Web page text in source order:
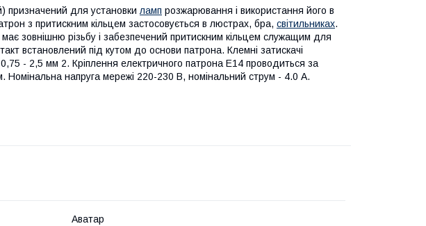
призначений для установки ламп розжарювання і використання його в
з притискним кільцем застосовується в люстрах, бра, світильниках.
зовнішню різьбу і забезпечений притискним кільцем служащим для
встановлений під кутом до основи патрона. Клемні затискачі
- 2,5 мм 2. Кріплення електричного патрона Е14 проводиться за
Номінальна напруга мережі 220-230 В, номінальний струм - 4.0 А.
Аватар